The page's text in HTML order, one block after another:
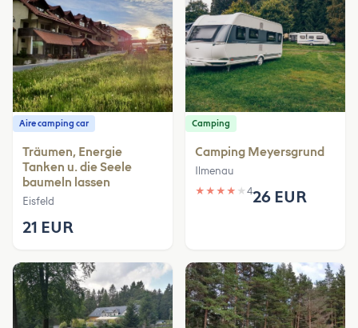
Aire camping car
Träumen, Energie
Tanken u. die Seele
baumeln lassen
Eisfeld
21 EUR
Camping
Camping Meyersgrund
Ilmenau
★ ★ ★ ★ ★ 426 EUR